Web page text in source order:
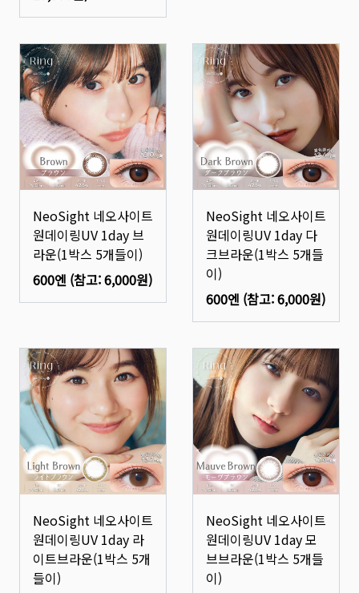
NeoSight 네오사이트
원데이링UV 1day 브
라운(1박스 5개들이)
600엔 (참고:6,000원)
NeoSight 네오사이트
원데이링UV 1day 다
크브라운(1박스 5개들
이)
600엔 (참고:6,000원)
NeoSight 네오사이트
원데이링UV 1day 라
이트브라운(1박스 5개
들이)
NeoSight 네오사이트
원데이링UV 1day 모
브브라운(1박스 5개들
이)